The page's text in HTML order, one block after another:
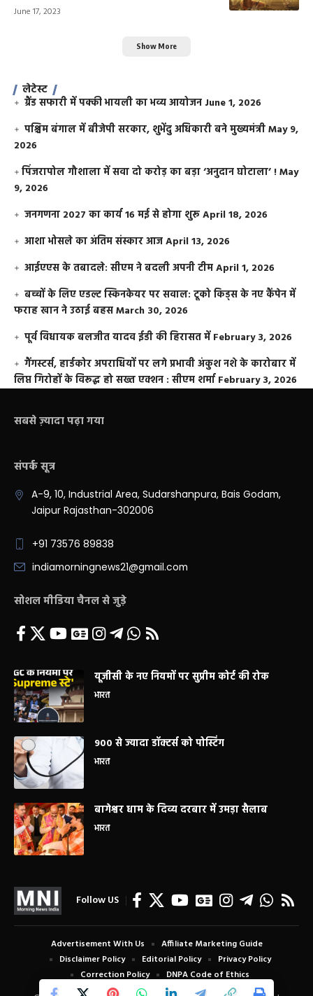
June 17, 2023
Show More
लेटेस्ट
ग्रैंड सफारी में पक्की भायली का भव्य आयोजन June 1, 2026
पश्चिम बंगाल में बीजेपी सरकार, शुभेंदु अधिकारी बने मुख्यमंत्रीMay 9,
2026
​पिंजरापोल गौशाला में सवा दो करोड़ का बड़ा ‘अनुदान घोटाला’ !May
9, 2026
जनगणना 2027 का कार्य 16 मई से होगा शुरूApril 18, 2026
आशा भोसले का अंतिम संस्कार आजApril 13, 2026
आईएएस के तबादले: सीएम ने बदली अपनी टीमApril 1, 2026
बच्चों के लिए एडल्ट स्किनकेयर पर सवाल: टूको किड्स के नए कैंपेन में
फराह खान ने उठाई बहसMarch 30, 2026
पूर्व विधायक बलजीत यादव ईडी की हिरासत में February 3, 2026
गैंगस्टर्स, हार्डकोर अपराधियों पर लगे प्रभावी अंकुश नशे के कारोबार में
लिप्त गिरोहों के विरूद्ध हो सख्त एक्शन : सीएम शर्मा February 3, 2026
सबसे ज़्यादा पढ़ा गया
संपर्क सूत्र
A-9, 10, Industrial Area, Sudarshanpura, Bais Godam,
Jaipur Rajasthan-302006
+91 73576 89838
indiamorningnews21@gmail.com
सोशल मीडिया चैनल से जुड़े
यूजीसी के नए नियमों पर सुप्रीम कोर्ट की रोक
भारत
900 से ज्यादा डॉक्टर्स को पोस्टिंग
भारत
बागेश्वर धाम के दिव्य दरबार में उमड़ा सैलाब
भारत
Follow US
Advertisement With Us
Affiliate Marketing Guide
Disclaimer Policy
Editorial Policy
Privacy Policy
Correction Policy
DNPA Code of Ethics